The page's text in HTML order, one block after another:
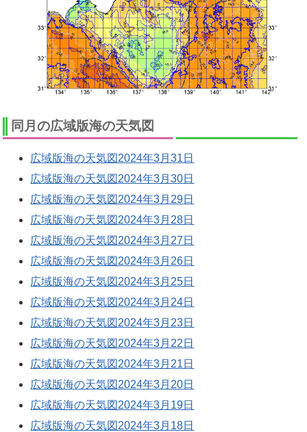
同月の広域版海の天気図
広域版海の天気図2024年3月31日
広域版海の天気図2024年3月30日
広域版海の天気図2024年3月29日
広域版海の天気図2024年3月28日
広域版海の天気図2024年3月27日
広域版海の天気図2024年3月26日
広域版海の天気図2024年3月25日
広域版海の天気図2024年3月24日
広域版海の天気図2024年3月23日
広域版海の天気図2024年3月22日
広域版海の天気図2024年3月21日
広域版海の天気図2024年3月20日
広域版海の天気図2024年3月19日
広域版海の天気図2024年3月18日